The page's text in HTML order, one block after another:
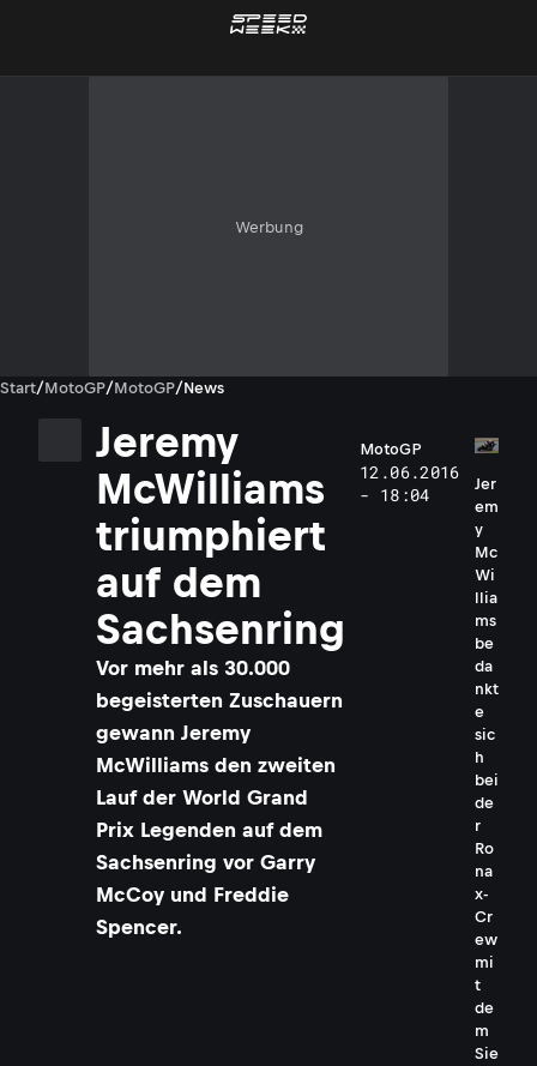
Werbung
Start/MotoGP/MotoGP/News
Jeremy
McWilliams
triumphiert
auf dem
Sachsenring
Vor mehr als 30.000
begeisterten Zuschauern
gewann Jeremy
McWilliams den zweiten
Lauf der World Grand
Prix Legenden auf dem
Sachsenring vor Garry
McCoy und Freddie
Spencer.
MotoGP
12.06.2016
- 18:04
Jer
em
y
Mc
Wi
llia
ms
be
da
nkt
e
sic
h
bei
de
r
Ro
na
x-
Cr
ew
mi
t
de
m
Sie